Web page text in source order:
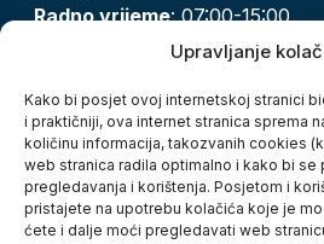
Upravljanje
Kako bi posjet ovoj internetskoj stranici
i praktičniji, ova internet stranica sprema
količinu informacija, takozvanih cookies
web stranica radila optimalno i kako bi
pregledavanja i korištenja. Posjetom i
pristajete na upotrebu kolačića koje je
ćete i dalje moći pregledavati web
Radno vrijeme: 07:00-15:00
pisarnica@karlovac.hr
Zaštita osobnih podataka
Pristup informacijama
Kolačići